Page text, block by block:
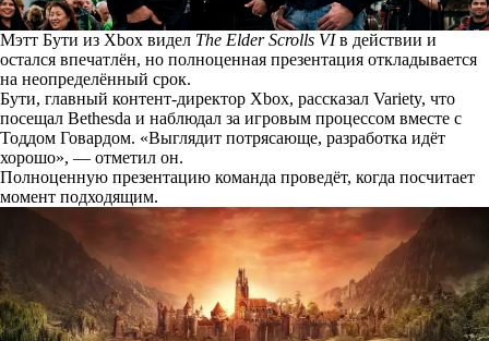
Мэтт Бути из Xbox видел The Elder Scrolls VIв действии и
остался впечатлён, но полноценная презентация откладывается
на неопределённый срок.
Бути, главный контент-директор Xbox, рассказал Variety, что
посещал Bethesda и наблюдал за игровым процессом вместе с
Тоддом Говардом. «Выглядит потрясающе, разработка идёт
хорошо», — отметил он.
Полноценную презентацию команда проведёт, когда посчитает
момент подходящим.